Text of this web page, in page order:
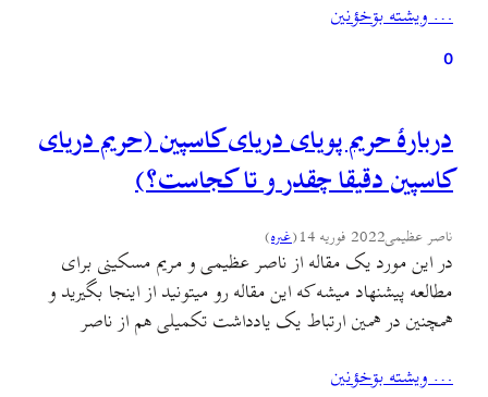
مشورتی کشوری و لشکری ایران حضور و نظارت
داشتند.هفته‌نامهٔ…
… ويشته بۊخؤنين
0
دربارهٔ حریم پویای دریای کاسپین (حریم دریای
کاسپین دقیقا چقدر و تا کجاست؟)
ناصر عظیمی2022 فوریه 14 (غىره)
در این مورد یک مقاله از ناصر عظیمی و مریم مسکینی برای
مطالعه پیشنهاد میشه که این مقاله رو میتونید از اینجا بگیرید و
همچنین در همین ارتباط یک یادداشت تکمیلی هم از ناصر
در مورد حریم دریای کاسپین مسائل مهمی رو مطرح کرده.…
… ويشته بۊخؤنين